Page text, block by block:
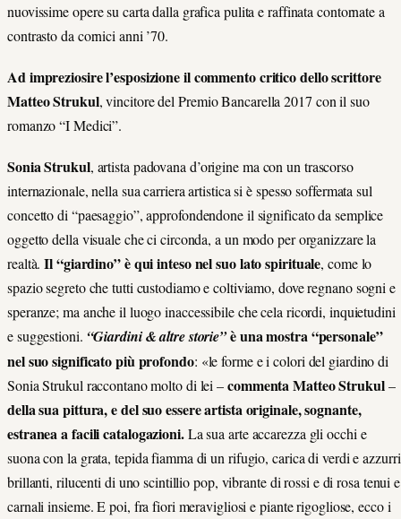
nuovissime opere su carta dalla grafica pulita e raffinata contornate a
contrasto da cornici anni ’70.
Ad impreziosire l’esposizione il commento critico dello scrittore
Matteo Strukul, vincitore del Premio Bancarella 2017 con il suo
romanzo “I Medici”.
Sonia Strukul, artista padovana d’origine ma con un trascorso
internazionale, nella sua carriera artistica si è spesso soffermata sul
concetto di “paesaggio”, approfondendone il significato da semplice
oggetto della visuale che ci circonda, a un modo per organizzare la
realtà.Il “giardino” è qui inteso nel suo lato spirituale, come lo
spazio segreto che tutti custodiamo e coltiviamo, dove regnano sogni e
speranze; ma anche il luogo inaccessibile che cela ricordi, inquietudini
e suggestioni. “Giardini & altre storie”è una mostra “personale”
nel suo significato più profondo: «le forme e i colori del giardino di
Sonia Strukul raccontano molto di lei –commenta Matteo Strukul–
della sua pittura, e del suo essere artista originale, sognante,
estranea a facili catalogazioni.La sua arte accarezza gli occhi e
suona con la grata, tepida fiamma di un rifugio, carica di verdi e azzurri
brillanti, rilucenti di uno scintillio pop, vibrante di rossi e di rosa tenui e
carnali insieme. E poi, fra fiori meravigliosi e piante rigogliose, ecco i